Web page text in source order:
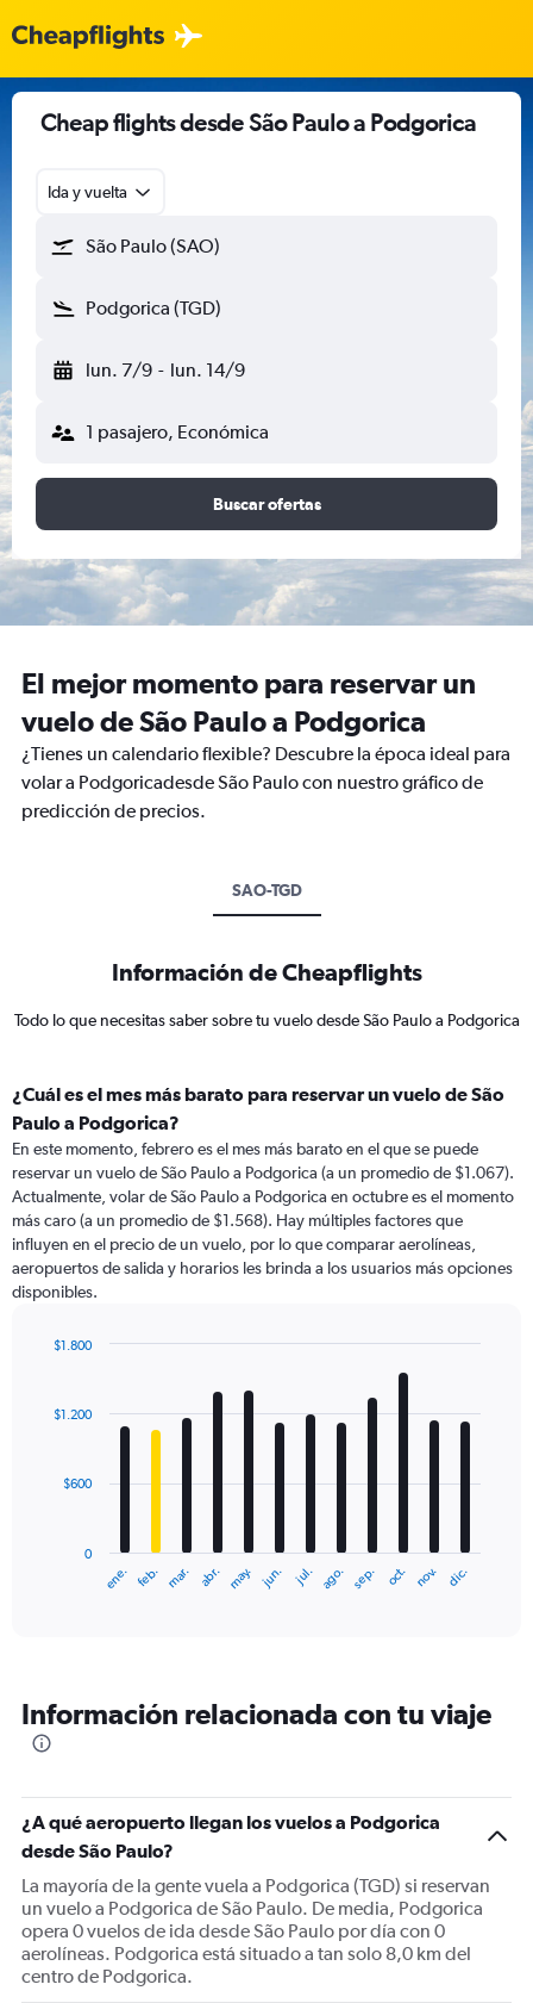
Cheap flights desde São Paulo a Podgorica
Ida y vuelta
São Paulo (SAO)
Podgorica (TGD)
lun. 7/9 - lun. 14/9
1 pasajero, Económica
Buscar ofertas
El mejor momento para reservar un
vuelo de São Paulo a Podgorica
¿Tienes un calendario flexible? Descubre la época ideal para
volar a Podgoricadesde São Paulo con nuestro gráfico de
predicción de precios.
SAO-TGD
Información de Cheapflights
Todo lo que necesitas saber sobre tu vuelo desde São Paulo a Podgorica
¿Cuál es el mes más barato para reservar un vuelo de São
Paulo a Podgorica?
En este momento, febrero es el mes más barato en el que se puede
reservar un vuelo de São Paulo a Podgorica (a un promedio de $1.067).
Actualmente, volar de São Paulo a Podgorica en octubre es el momento
más caro (a un promedio de $1.568). Hay múltiples factores que
influyen en el precio de un vuelo, por lo que comparar aerolíneas,
aeropuertos de salida y horarios les brinda a los usuarios más opciones
disponibles.
with
12
The
categories.
The
Y
axis
displaying
values.
Range:
0
to
1800.
ene. feb. mar. abr. may. jun. jul. ago. sep. oct. nov. dic.
0
$600
$1.200
$1.800
Información relacionada con tu viaje
¿A qué aeropuerto llegan los vuelos a Podgorica
desde São Paulo?
La mayoría de la gente vuela a Podgorica (TGD) si reservan
un vuelo a Podgorica de São Paulo. De media, Podgorica
opera 0 vuelos de ida desde São Paulo por día con 0
aerolíneas. Podgorica está situado a tan solo 8,0 km del
centro de Podgorica.